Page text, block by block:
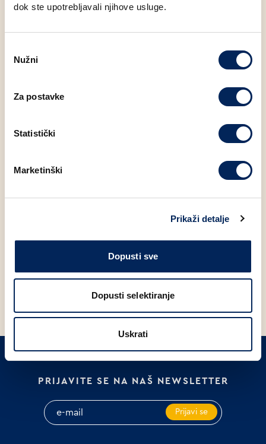
dok ste upotrebljavali njihove usluge.
pristanka
Nužni
Za postavke
Statistički
Marketinški
Prikaži detalje
Dopusti sve
Dopusti selektiranje
Uskrati
Šećer
Moglo bi Vas zanimati
PRIJAVITE SE NA NAŠ NEWSLETTER
Prijavi se